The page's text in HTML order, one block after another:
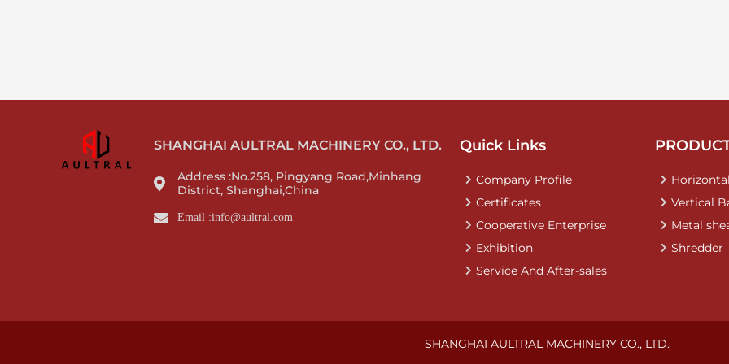
SHANGHAI AULTRAL MACHINERY CO., LTD.
Address :No.258, Pingyang Road,Minhang
District, Shanghai,China
Email :info@aultral.com
Quick Links
Company Profile
Certificates
Cooperative Enterprise
Exhibition
Service And After-sales
Vertical
Metal
Shredder
SHANGHAI AULTRAL MACHINERY CO., LTD.